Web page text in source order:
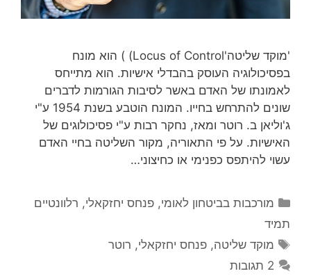
'מוקד שליטה'Locus of Control) ) הוא מונח
בפסיכולוגיה העוסק בהבדלי אישיות. הוא מתייחס
לאמונתו של האדם באשר לסיבות הגורמות לדברים
שונים להתרחש בחייו. המונח הוטבע בשנת 1954 ע"י
ג'וליאן ב. רוטר ומאז, נחקר רבות ע"י פסיכולוגים של
האישיות. על פי התאוריה, מקור השליטה בחיי האדם
עשוי להיתפס כפנימי או כחיצוני…
קטגוריות
מורכבות בביטחון לאומי,פנחס יחזקאלי, רלוונטיים
תמיד
תגיות
מוקד שליטה,פנחס יחזקאלי, רוטר
2 תגובות